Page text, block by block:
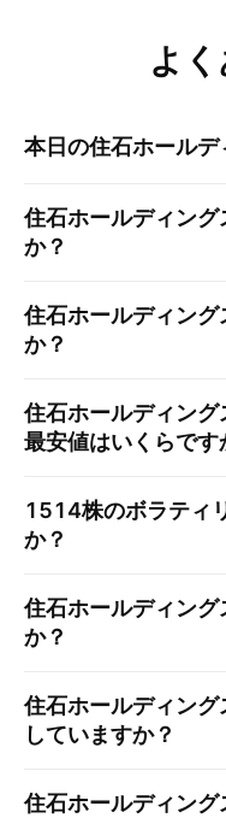
よ
本日の住石ホールデ
住石ホールディング
か？
住石ホールディング
か？
住石ホールディング
最安値はいくらです
1514株のボラティ
か？
住石ホールディング
か？
住石ホールディング
していますか？
住石ホールディング